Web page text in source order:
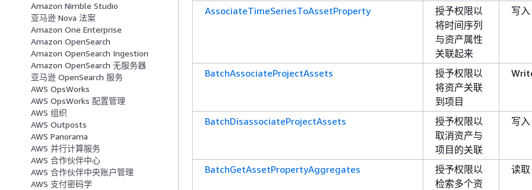
Amazon Nimble Studio
亚马逊 Nova 法案
Amazon One Enterprise
Amazon OpenSearch
Amazon OpenSearch Ingestion
Amazon OpenSearch 无服务器
亚马逊 OpenSearch 服务
AWS OpsWorks
AWS OpsWorks 配置管理
AWS 组织
AWS Outposts
AWS Panorama
AWS 并行计算服务
AWS 合作伙伴中心
AWS 合作伙伴中央账户管理
AWS 支付密码学
AssociateTimeSeriesToAssetProperty
授予权限以
将时间序列
与资产属性
关联起来
写入
BatchAssociateProjectAssets
授予权限以
将资产关联
到项目
BatchDisassociateProjectAssets
授予权限以
取消资产与
项目的关联
写入
BatchGetAssetPropertyAggregates
授予权限以
检索多个资
读取